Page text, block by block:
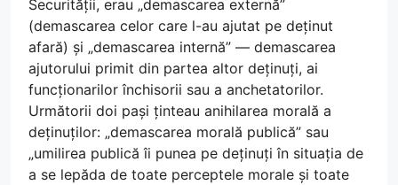
Securității, erau „demascarea externă”
(demascarea celor care l-au ajutat pe deținut
afară) și „demascarea internă” — demascarea
ajutorului primit din partea altor deținuți, ai
funcționarilor închisorii sau a anchetatorilor.
Următorii doi pași ținteau anihilarea morală a
deținuților: „demascarea morală publică” sau
„umilirea publică îi punea pe deținuți în situația de
a se lepăda de toate perceptele morale și toate